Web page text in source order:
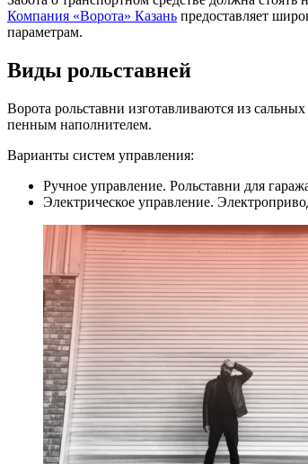
Компания «Ворота» Казань предоставляет
параметрам.
Виды рольставней
Ворота рольставни изготавливаются из
пенным наполнителем.
Варианты систем управления:
Ручное управление. Рольставни для
Электрическое управление.